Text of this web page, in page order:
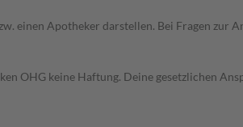
einen Apotheker darstellen. Bei Fragen zur
OHG keine Haftung. Deine gesetzlichen